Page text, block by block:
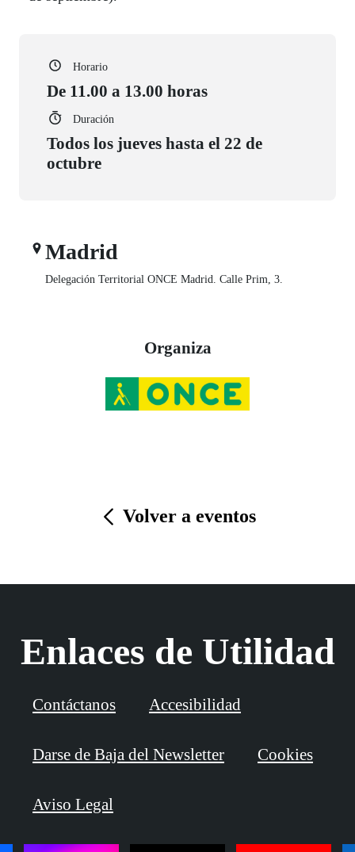
Horario
De 11.00 a 13.00 horas
Duración
Todos los jueves hasta el 22 de
octubre
Madrid
Delegación Territorial ONCE Madrid. Calle Prim, 3.
Organiza
Volver a eventos
Enlaces de Utilidad
Contáctanos Accesibilidad
Darse de Baja del Newsletter Cookies
Aviso Legal